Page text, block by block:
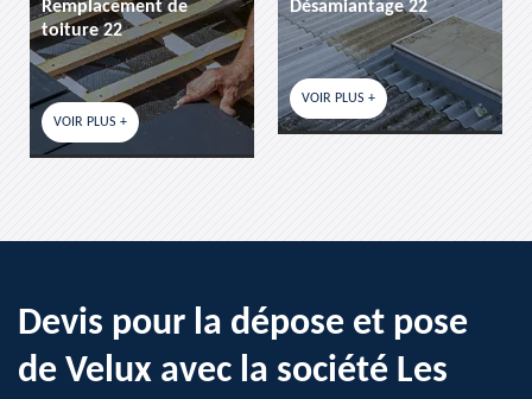
de
Désamiantage 22
VOIR PLUS +
etancheite
VOIR PLUS +
Devis pour la dépose et pose
de Velux avec la société Les